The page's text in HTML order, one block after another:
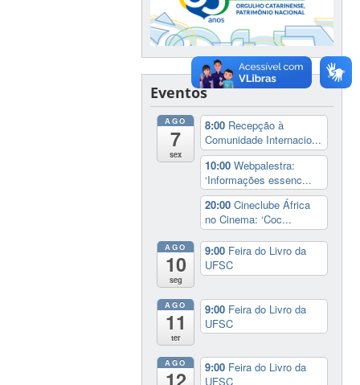
Eventos
AGO
7
sex
8:00 Recepção à
Comunidade Internacio...
10:00Webpalestra:
‘Informações essenc...
20:00Cineclube África
no Cinema: ‘Coc...
AGO
10
seg
9:00 Feira do Livro da
UFSC
AGO
11
ter
9:00 Feira do Livro da
UFSC
AGO 9:00 Feira do Livro da
UFSC